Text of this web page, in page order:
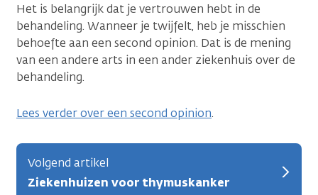
Het is belangrijk dat je vertrouwen hebt in de
behandeling. Wanneer je twijfelt, heb je misschien
behoefte aan een second opinion. Dat is de mening
van een andere arts in een ander ziekenhuis over de
behandeling.
Lees verder over een second opinion.
Volgend artikel
Ziekenhuizen voor thymuskanker